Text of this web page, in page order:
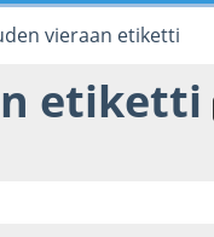
vieraan etiketti
etiketti